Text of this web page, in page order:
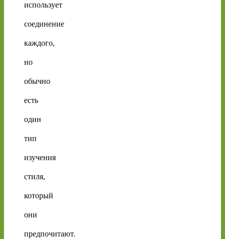
использует
соединение
каждого,
но
обычно
есть
один
тип
изучения
стиля,
который
они
предпочитают.